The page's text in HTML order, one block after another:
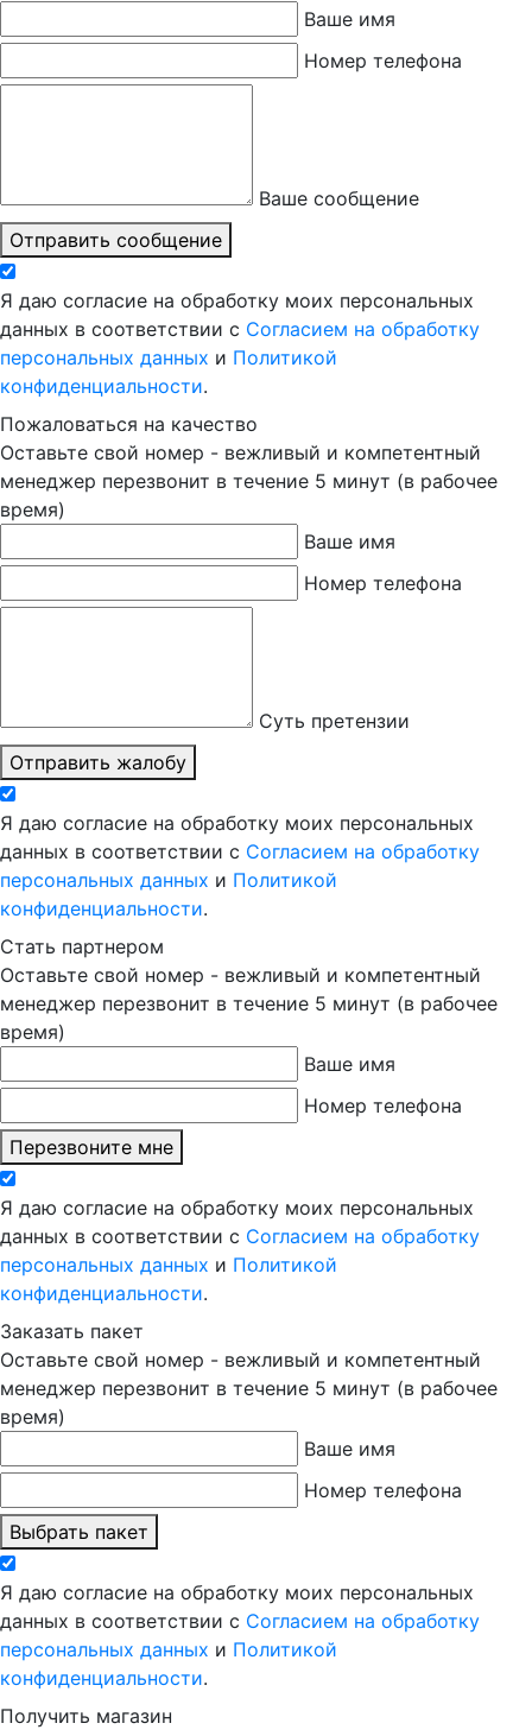
Ваше имя
Номер телефона
Ваше сообщение
Отправить сообщение
Я даю согласие на обработку моих персональных
данных в соответствии с Согласием на обработку
персональных данных и Политикой
конфиденциальности.
Пожаловаться на качество
Оставьте свой номер - вежливый и компетентный
менеджер перезвонит в течение 5 минут (в рабочее
время)
Ваше имя
Номер телефона
Суть претензии
Отправить жалобу
Я даю согласие на обработку моих персональных
данных в соответствии с Согласием на обработку
персональных данных и Политикой
конфиденциальности.
Стать партнером
Оставьте свой номер - вежливый и компетентный
менеджер перезвонит в течение 5 минут (в рабочее
время)
Ваше имя
Номер телефона
Перезвоните мне
Я даю согласие на обработку моих персональных
данных в соответствии с Согласием на обработку
персональных данных и Политикой
конфиденциальности.
Заказать пакет
Оставьте свой номер - вежливый и компетентный
менеджер перезвонит в течение 5 минут (в рабочее
время)
Ваше имя
Номер телефона
Выбрать пакет
Я даю согласие на обработку моих персональных
данных в соответствии с Согласием на обработку
персональных данных и Политикой
конфиденциальности.
Получить магазин